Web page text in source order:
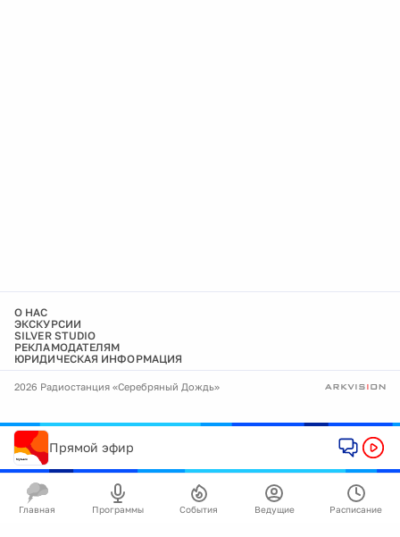
О НАС
ЭКСКУРСИИ
SILVER STUDIO
РЕКЛАМОДАТЕЛЯМ
ЮРИДИЧЕСКАЯ ИНФОРМАЦИЯ
2026 Радиостанция «Серебряный Дождь»
Прямой эфир
Главная Программы События Ведущие Расписание